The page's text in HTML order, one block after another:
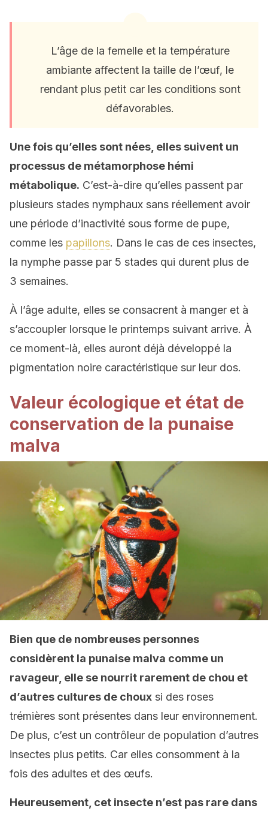
L’âge de la femelle et la température
ambiante affectent la taille de l’œuf, le
rendant plus petit car les conditions sont
défavorables.
Une fois qu’elles sont nées, elles suivent un
processus de métamorphose hémi
métabolique. C’est-à-dire qu’elles passent par
plusieurs stades nymphaux sans réellement avoir
une période d’inactivité sous forme de pupe,
comme les papillons. Dans le cas de ces insectes,
la nymphe passe par 5 stades qui durent plus de
3 semaines.
À l’âge adulte, elles se consacrent à manger et à
s’accoupler lorsque le printemps suivant arrive. À
ce moment-là, elles auront déjà développé la
pigmentation noire caractéristique sur leur dos.
Valeur écologique et état de
conservation de la punaise
malva
Bien que de nombreuses personnes
considèrent la punaise malva comme un
ravageur, elle se nourrit rarement de chou et
d’autres cultures de choux si des roses
trémières sont présentes dans leur environnement.
De plus, c’est un contrôleur de population d’autres
insectes plus petits. Car elles consomment à la
fois des adultes et des œufs.
Heureusement, cet insecte n’est pas rare dans